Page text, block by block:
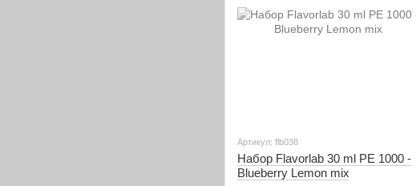
Артикул: flb038
Набор Flavorlab 30 ml PE 1000 -
Blueberry Lemon mix